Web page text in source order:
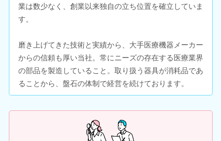
業は数少なく、創業以来独自の立ち位置を確立していま
す。
磨き上げてきた技術と実績から、大手医療機器メーカー
からの信頼も厚い当社。常にニーズの存在する医療業界
の部品を製造していること。取り扱う器具が消耗品であ
ることから、盤石の体制で経営を続けております。